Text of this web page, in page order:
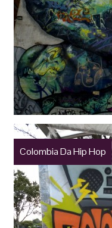
Colombia Da Hip Hop